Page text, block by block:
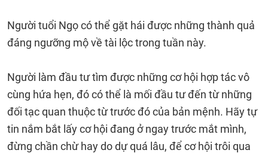
Người tuổi Ngọ có thể gặt hái được những thành quả
đáng ngưỡng mộ về tài lộc trong tuần này.
Người làm đầu tư tìm được những cơ hội hợp tác vô
cùng hứa hẹn, đó có thể là mối đầu tư đến từ những
đối tạc quan thuộc từ trước đó của bản mệnh. Hãy tự
tin nắm bắt lấy cơ hội đang ở ngay trước mắt mình,
đừng chần chừ hay do dự quá lâu, để cơ hội trôi qua